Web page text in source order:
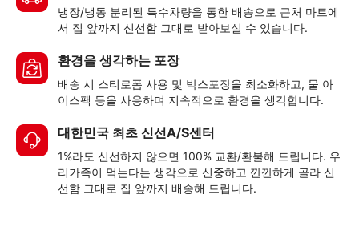
냉장/냉동 분리된 특수차량을 통한 배송으로 근처 마트에
서 집 앞까지 신선함 그대로 받아보실 수 있습니다.
환경을 생각하는 포장
배송 시 스티로폼 사용 및 박스포장을 최소화하고, 물 아
이스팩 등을 사용하며 지속적으로 환경을 생각합니다.
대한민국 최초 신선A/S센터
1%라도 신선하지 않으면 100% 교환/환불해 드립니다. 우
리가족이 먹는다는 생각으로 신중하고 깐깐하게 골라 신
선함 그대로 집 앞까지 배송해 드립니다.